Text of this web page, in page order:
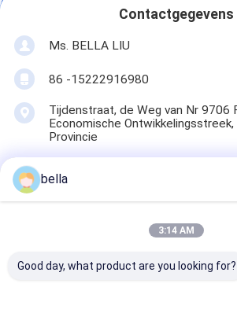
Contactgegevens
Ms. BELLA LIU
86 -15222916980
Tijdenstraat, de Weg van Nr 9706
Economische
Provincie
Krijg De Beste Prijs
bella
3:14 AM
Good day, what product are you looking for?